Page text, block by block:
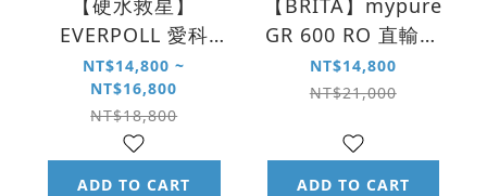
EVERPOLL 愛科
RO-600 直出 RO 淨
水系統
NT$14,800 ~
NT$16,800
NT$18,800
ADD TO CART
GR 600 RO 直輸淨
水系統
NT$14,800
NT$21,000
ADD TO CART